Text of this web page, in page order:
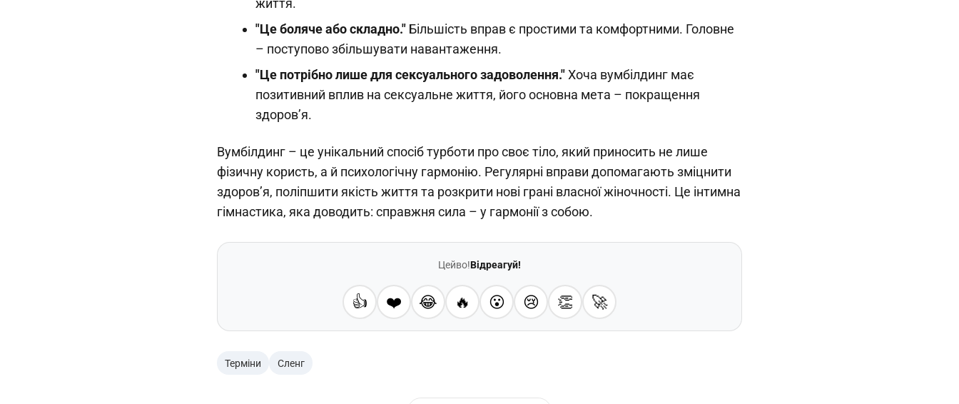
життя.
"Це боляче або складно." Більшість вправ є простими та комфортними. Головне
– поступово збільшувати навантаження.
"Це потрібно лише для сексуального задоволення."Хоча вумбілдинг має
позитивний вплив на сексуальне життя, його основна мета – покращення
здоров’я.
Вумбілдинг – це унікальний спосіб турботи про своє тіло, який приносить не лише
фізичну користь, а й психологічну гармонію. Регулярні вправи допомагають зміцнити
здоров’я, поліпшити якість життя та розкрити нові грані власної жіночності. Це інтимна
гімнастика, яка доводить: справжня сила – у гармонії з собою.
Цейво!Відреагуй!
👍 ❤️ 😂 🔥 😮 😢 👏 🚀
Терміни Сленг